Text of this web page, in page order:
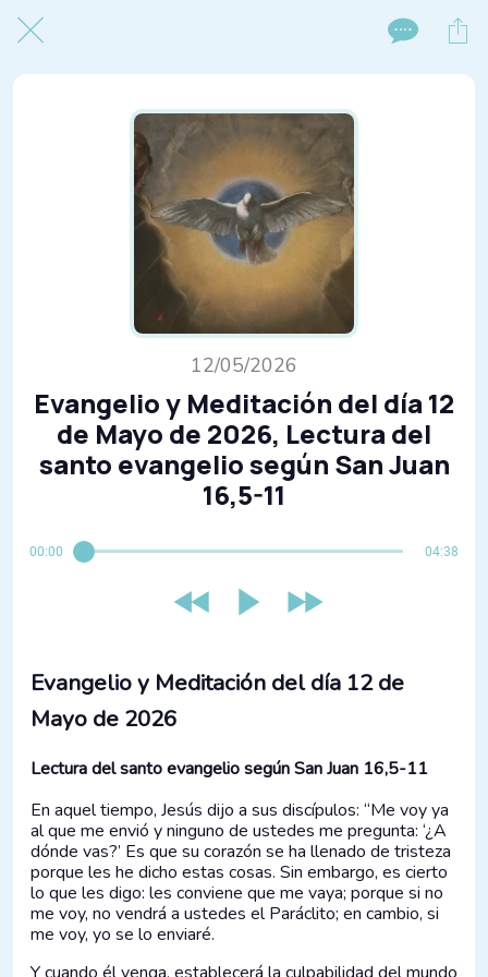
12/05/2026
Evangelio y Meditación del día 12
de Mayo de 2026, Lectura del
santo evangelio según San Juan
16,5-11
00:00 04:38
Evangelio y Meditación del día 12 de
Mayo de 2026
Lectura del santo evangelio según San Juan 16,5-11
En aquel tiempo, Jesús dijo a sus discípulos: “Me voy ya
al que me envió y ninguno de ustedes me pregunta: ‘¿A
dónde vas?’ Es que su corazón se ha llenado de tristeza
porque les he dicho estas cosas. Sin embargo, es cierto
lo que les digo: les conviene que me vaya; porque si no
me voy, no vendrá a ustedes el Paráclito; en cambio, si
me voy, yo se lo enviaré.